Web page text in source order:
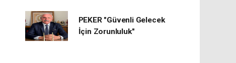
PEKER "Güvenli Gelecek
İçin Zorunluluk"